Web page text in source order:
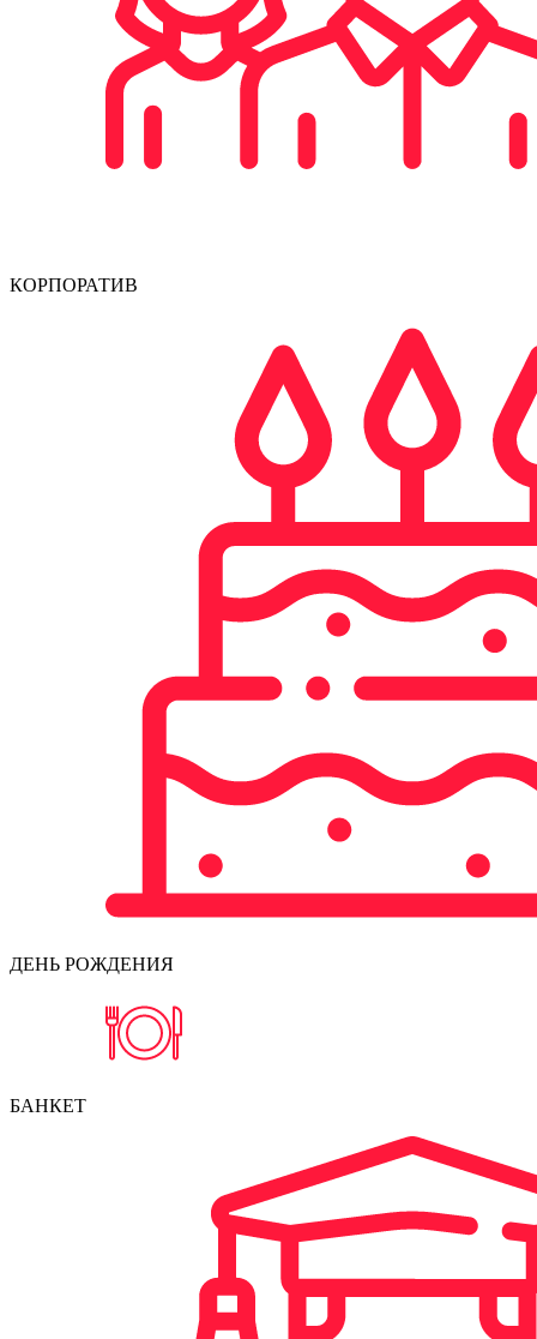
КОРПОРАТИВ
ДЕНЬ РОЖДЕНИЯ
БАНКЕТ